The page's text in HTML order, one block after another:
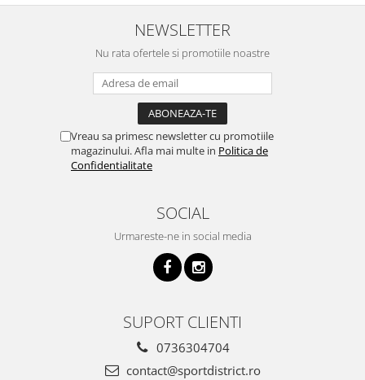
NEWSLETTER
Nu rata ofertele si promotiile noastre
Vreau sa primesc newsletter cu promotiile
magazinului. Afla mai multe in Politica de
Confidentialitate
SOCIAL
Urmareste-ne in social media
SUPORT CLIENTI
0736304704
contact@sportdistrict.ro